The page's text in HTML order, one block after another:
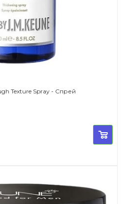
Texture Spray - Спрей